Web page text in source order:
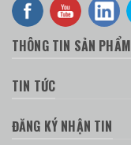
THÔNG TIN SẢN PHẨM
TIN TỨC
ĐĂNG KÝ NHẬN TIN